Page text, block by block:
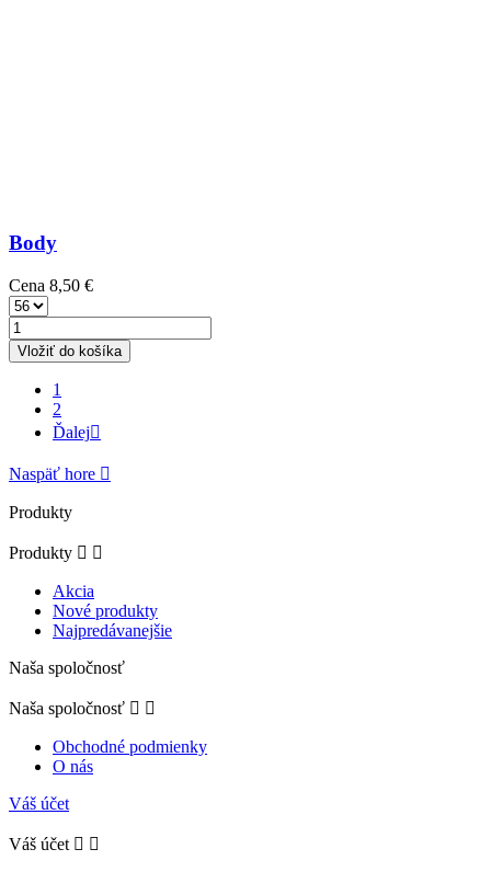
Body
Cena 8,50 €
Vložiť do košíka
1
2
Ďalej
Naspäť hore 
Produkty
Produkty  
Akcia
Nové produkty
Najpredávanejšie
Naša spoločnosť
Naša spoločnosť  
Obchodné podmienky
O nás
Váš účet
Váš účet  